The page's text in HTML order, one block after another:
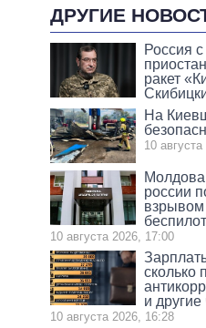
ДРУГИЕ
Россия
ракет
На
10
Молдова
россии
взрывом
10 августа 2026, 17:00
сколько
и
10 августа 2026, 16:28